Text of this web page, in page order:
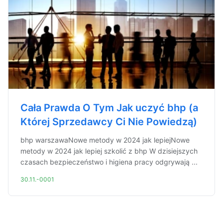
Cała Prawda O Tym Jak uczyć bhp (a
Której Sprzedawcy Ci Nie Powiedzą)
bhp warszawaNowe metody w 2024 jak lepiejNowe
metody w 2024 jak lepiej szkolić z bhp W dzisiejszych
czasach bezpieczeństwo i higiena pracy odgrywają ...
30.11.-0001